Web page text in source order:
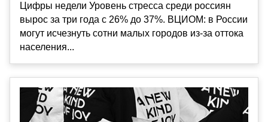
Цифры недели Уровень стресса среди россиян
вырос за три года с 26% до 37%. ВЦИОМ: в России
могут исчезнуть сотни малых городов из-за оттока
населения...